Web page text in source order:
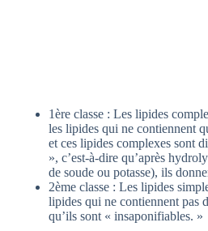
1ère classe : Les lipides
les lipides qui ne contiennent
et ces lipides complexes sont
», c’est-à-dire qu’après
de soude ou potasse), ils
2ème classe : Les lipides
lipides qui ne contiennent pas
qu’ils sont « insaponifiables. »